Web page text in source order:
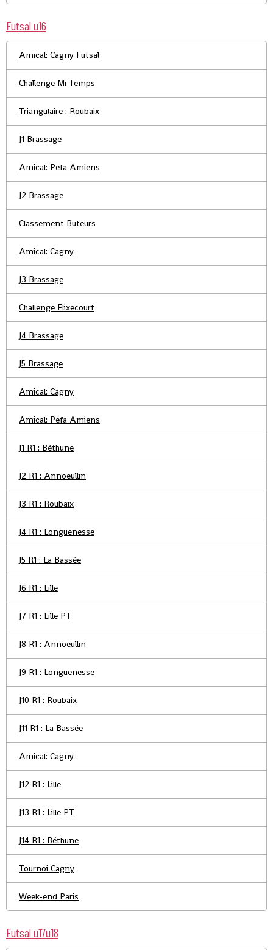
Futsal u16
Amical: Cagny Futsal
Challenge Mi-Temps
Triangulaire : Roubaix
J1 Brassage
Amical: Pefa Amiens
J2 Brassage
Classement Buteurs
Amical: Cagny
J3 Brassage
Challenge Flixecourt
J4 Brassage
J5 Brassage
Amical: Cagny
Amical: Pefa Amiens
J1 R1 : Béthune
J2 R1 : Annoeullin
J3 R1 : Roubaix
J4 R1 : Longuenesse
J5 R1 : La Bassée
J6 R1 : Lille
J7 R1 : Lille PT
J8 R1 : Annoeullin
J9 R1 : Longuenesse
J10 R1 : Roubaix
J11 R1 : La Bassée
Amical: Cagny
J12 R1 : Lille
J13 R1 : Lille PT
J14 R1 : Béthune
Tournoi Cagny
Week-end Paris
Futsal u17u18